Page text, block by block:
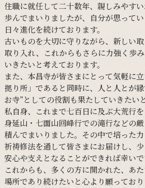
住職に就任して二十数年、 親しみやすい
歩んでまいりましたが、 自分が思って
日々進化を続けております。
古いものを大切に守りながら、 新しい
取り入れ、
これからも さらに力強く 歩
いきたいと考えております。
また、 本昌寺が皆さまにとって気軽に
拠り所」であると同時に、 人と 人とが
お寺”と しての役割も果たしていきたい
私自身、
これまで七百日に及ぶ大荒行を
身延山・ 七面山回峰行での滝行などの
積んでまいりました。 その中で培った
祈祷修法を通して皆さまにお届けし、
安心や支えとなる ことができれば幸いで
これからも、 多くの方に開かれた、 あ
場所であり続けたいと心より願っており